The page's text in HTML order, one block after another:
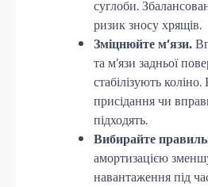
суглоби.
ризик зносу хрящів.
Зміцнюйте м’язи.
та м’язи задньої
стабілізують
присідання чи
підходять.
Вибирайте
амортизацією
навантаження під